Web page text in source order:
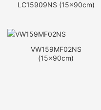
LC15909NS (15x90cm)
VW159MF02NS
(15x90cm)